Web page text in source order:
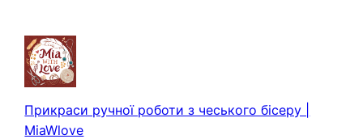
вмісту
Прикраси ручної роботи з чеського бісеру |
MiaWlove